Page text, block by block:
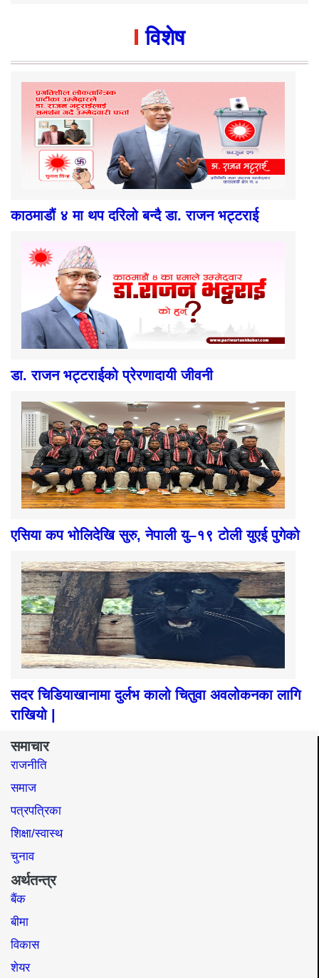
काठमाडौं ४ मा थप दरिलो बन्दै डा. राजन भट्टराई
डा. राजन भट्टराईको प्रेरणादायी जीवनी
एसिया कप भोलिदेखि सुरु, नेपाली यु–१९ टोली युएई पुगेको
सदर चिडियाखानामा दुर्लभ कालो चितुवा अवलोकनका लागि
राखियो |
समाचार
राजनीति
समाज​
पत्रपत्रिका
चुनाव
अर्थतन्त्र
बैंक
बीमा
विकास
शेयर
रेमिटेन्स
मनोरञ्जन
नेपाली फिल्म
हलिउड/बलिउड
गसिप
नयाँ पुस्ता
जीवनशैली